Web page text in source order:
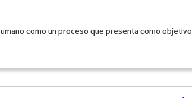
como un proceso que presenta como objetivo